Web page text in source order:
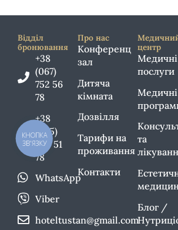
Відділ
бронювання
+38
(067)
752 56
78
+38
(095)
586 51
78
WhatsApp
Viber
hoteltustan@gmail.com
Про нас
Конференц
зал
Дитяча
кімната
Дозвілля
Тарифи на
проживання
Контакти
центр
Медичні
послуги
Медичні
та
Блог /
КНОПКА
ЗВ'ЯЗКУ